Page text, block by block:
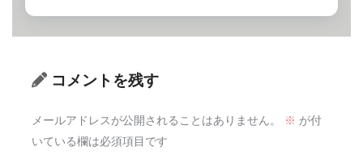
コメントを残す
メールアドレスが公開されることはありません。 ※ が付
いている欄は必須項目です